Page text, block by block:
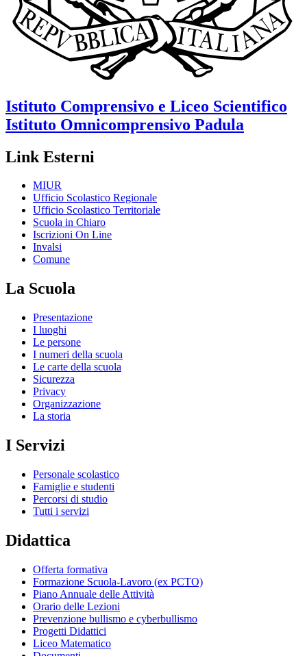
Istituto Comprensivo e Liceo Scientifico
Istituto Omnicomprensivo Padula
Link Esterni
MIUR
Ufficio Scolastico Regionale
Ufficio Scolastico Territoriale
Scuola in Chiaro
Iscrizioni On Line
Invalsi
Comune
La Scuola
Presentazione
I luoghi
Le persone
I numeri della scuola
Le carte della scuola
Sicurezza
Privacy
Organizzazione
La storia
I Servizi
Personale scolastico
Famiglie e studenti
Percorsi di studio
Tutti i servizi
Didattica
Offerta formativa
Formazione Scuola-Lavoro (ex PCTO)
Piano Annuale delle Attività
Orario delle Lezioni
Prevenzione bullismo e cyberbullismo
Progetti Didattici
Liceo Matematico